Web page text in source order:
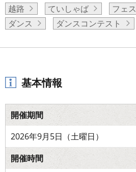
越路
ていしゃば フェス
ダンス
ダンスコンテスト
基本情報
開催期間
2026年9月5日（土曜日）
開催時間